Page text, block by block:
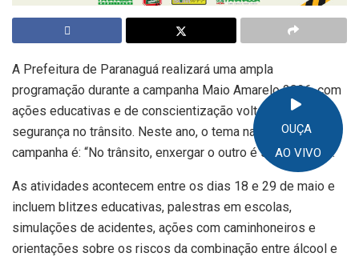
OUÇA
AO VIVO
A Prefeitura de Paranaguá realizará uma ampla
programação durante a campanha Maio Amarelo 2026, com
ações educativas e de conscientização voltadas à
segurança no trânsito. Neste ano, o tema nacional da
campanha é: “No trânsito, enxergar o outro é salvar vidas”.
As atividades acontecem entre os dias 18 e 29 de maio e
incluem blitzes educativas, palestras em escolas,
simulações de acidentes, ações com caminhoneiros e
orientações sobre os riscos da combinação entre álcool e